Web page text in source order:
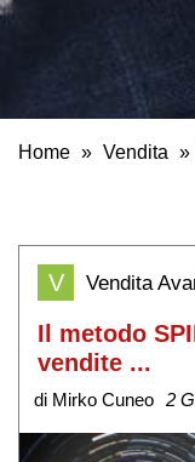
Home » Vendita »
V Vendita
Il metodo
vendite ...
di Mirko Cuneo 2